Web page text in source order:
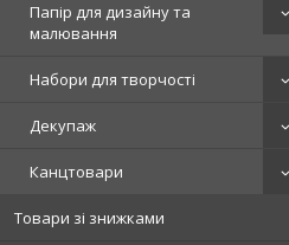
Папір для дизайну та
малювання
Набори для творчості
Декупаж
Канцтовари
Товари зі знижками